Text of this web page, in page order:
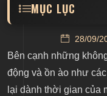
MỤC LỤC
Sử dụng nội
Trang trí không
28/09/
Bên cạnh những
động và ồn ào như
lại dành thời gian của